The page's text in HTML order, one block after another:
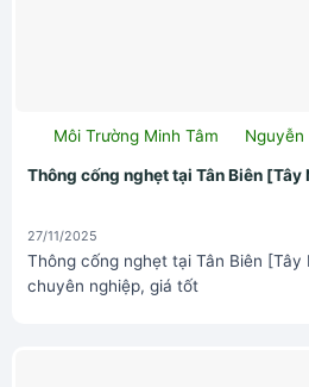
Môi Trường Minh Tâm Nguyễn
Thông cống nghẹt tại Tân Biên
27/11/2025
Thông cống nghẹt tại Tân Biên [Tây
chuyên nghiệp, giá tốt